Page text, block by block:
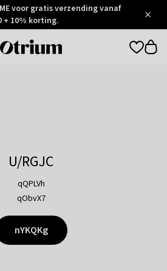
voor gratis verzending vanaf
+ 10% korting.
Otrium
U/RGJC
qQPLVh
qObvX7
nYKQKg